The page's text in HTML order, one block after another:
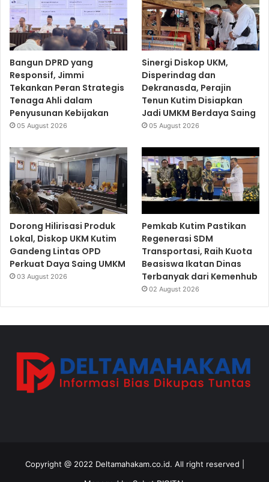
Bangun DPRD yang
Responsif, Jimmi
Tekankan Peran Strategis
Tenaga Ahli dalam
Penyusunan Kebijakan
05 August 2026
Sinergi Diskop UKM,
Disperindag dan
Dekranasda, Perajin
Tenun Kutim Disiapkan
Jadi UMKM Berdaya Saing
05 August 2026
Dorong Hilirisasi Produk
Lokal, Diskop UKM Kutim
Gandeng Lintas OPD
Perkuat Daya Saing UMKM
03 August 2026
Pemkab Kutim Pastikan
Regenerasi SDM
Transportasi, Raih Kuota
Beasiswa Ikatan Dinas
Terbanyak dari Kemenhub
02 August 2026
Copyright @ 2022 Deltamahakam.co.id. All right reserved |